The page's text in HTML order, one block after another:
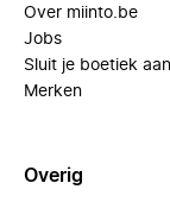
Over miinto.be
Jobs
Sluit je boetiek
Merken
Overig